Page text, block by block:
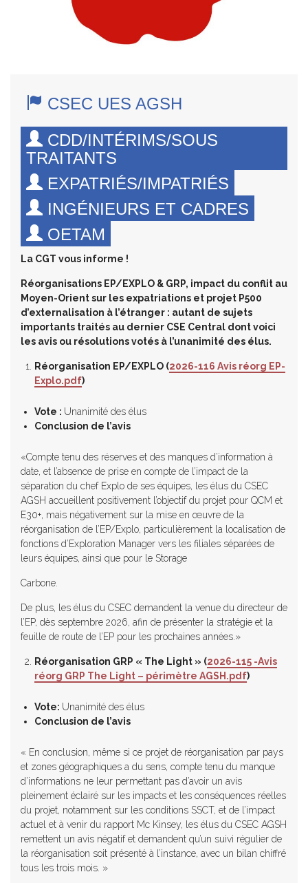
CSEC UES AGSH
CDD/INTÉRIMS/SOUS
TRAITANTS
EXPATRIÉS/IMPATRIÉS
INGÉNIEURS ET CADRES
OETAM
La CGT vous informe !
Réorganisations EP/EXPLO & GRP, impact du conflit au
Moyen-Orient sur les expatriations et projet P500
d’externalisation à l’étranger : autant de sujets
importants traités au dernier CSE Central dont voici
les avis ou résolutions votés à l’unanimité des élus.
Réorganisation EP/EXPLO (2026-116 Avis réorg EP-
Explo.pdf)
Vote : Unanimité des élus
Conclusion de l’avis
«Compte tenu des réserves et des manques d’information à
date, et l’absence de prise en compte de l’impact de la
séparation du chef Explo de ses équipes, les élus du CSEC
AGSH accueillent positivement l’objectif du projet pour QCM et
E30+, mais négativement sur la mise en œuvre de la
réorganisation de l’EP/Explo, particulièrement la localisation de
fonctions d’Exploration Manager vers les filiales séparées de
leurs équipes, ainsi que pour le Storage
Carbone.
De plus, les élus du CSEC demandent la venue du directeur de
l’EP, dès septembre 2026, afin de présenter la stratégie et la
feuille de route de l’EP pour les prochaines années.»
Réorganisation GRP « The Light » (2026-115 -Avis
réorg GRP The Light – périmètre AGSH.pdf)
Vote: Unanimité des élus
Conclusion de l’avis
« En conclusion, même si ce projet de réorganisation par pays
et zones géographiques a du sens, compte tenu du manque
d’informations ne leur permettant pas d’avoir un avis
pleinement éclairé sur les impacts et les conséquences réelles
du projet, notamment sur les conditions SSCT, et de l’impact
actuel et à venir du rapport Mc Kinsey, les élus du CSEC AGSH
remettent un avis négatif et demandent qu’un suivi régulier de
la réorganisation soit présenté à l’instance, avec un bilan chiffré
tous les trois mois. »